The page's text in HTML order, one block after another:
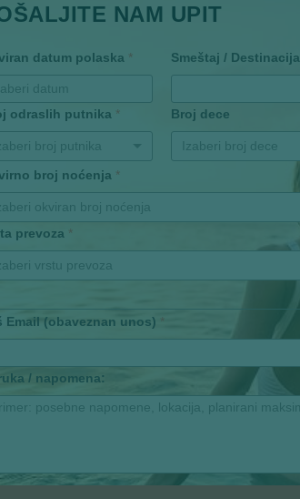
NAM UPIT
datum polaska * Smeštaj / Destinacija
odraslih putnika *
broj putnika
Broj dece
Izaberi broj dece
broj noćenja *
okviran broj noćenja
prevoza *
vrstu prevoza
Email (obaveznan unos) *
/ napomena: